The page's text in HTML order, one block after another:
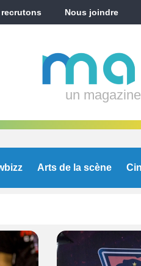
Nous joindre
un
Arts de la scène